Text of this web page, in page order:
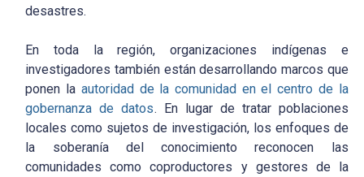
desastres.
En toda la región, organizaciones indígenas e
investigadores también están desarrollando marcos que
ponen la autoridad de la comunidad en el centro de la
gobernanza de datos. En lugar de tratar poblaciones
locales como sujetos de investigación, los enfoques de
la soberanía del conocimiento reconocen las
comunidades como coproductores y gestores de la